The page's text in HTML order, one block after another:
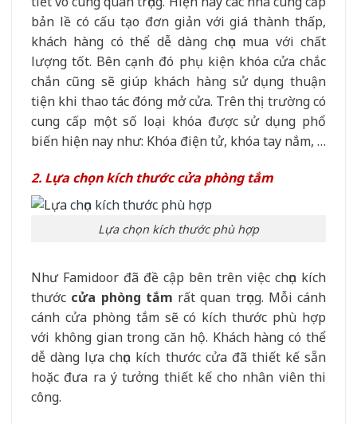
bản lề có cấu tạo đơn giản với giá thành thấp,
khách hàng có thể dễ dàng chọn mua với chất
lượng tốt. Bên cạnh đó phụ kiện khóa cửa chắc
chắn cũng sẽ giúp khách hàng sử dụng thuận
tiện khi thao tác đóng mở cửa. Trên thị trường có
cung cấp một số loại khóa được sử dụng phổ
biến hiện nay như: Khóa điện tử, khóa tay nắm, …
2. Lựa chọn kích thước cửa phòng tắm
Lựa chọn kích thước phù hợp
Như Famidoor đã đề cập bên trên việc chọn kích
thước cửa phòng tắm rất quan trọng. Mỗi cánh
cánh cửa phòng tắm sẽ có kích thước phù hợp
với không gian trong căn hộ. Khách hàng có thể
dễ dàng lựa chọn kích thước cửa đã thiết kế sẵn
hoặc đưa ra ý tưởng thiết kế cho nhân viên thi
công.